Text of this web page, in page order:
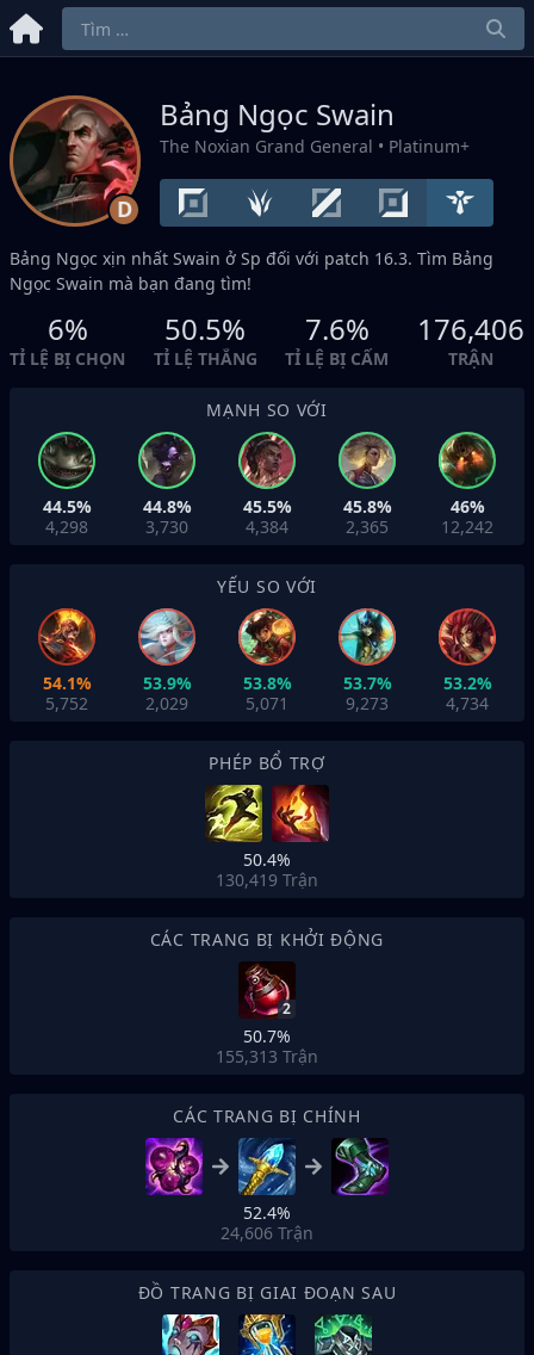
D
Bảng Ngọc Swain
The Noxian Grand General • Platinum+
Bảng Ngọc xịn nhất Swain ở Sp đối với patch 16.3. Tìm Bảng
Ngọc Swain mà bạn đang tìm!
6%
TỈ LỆ BỊ CHỌN
50.5%
TỈ LỆ THẮNG
7.6%
TỈ LỆ BỊ CẤM
176,406
TRẬN
MẠNH SO VỚI
44.5%
4,298
44.8%
3,730
45.5%
4,384
45.8%
2,365
46%
12,242
YẾU SO VỚI
54.1%
5,752
53.9%
2,029
53.8%
5,071
53.7%
9,273
53.2%
4,734
PHÉP BỔ TRỢ
50.4%
130,419 Trận
CÁC TRANG BỊ KHỞI ĐỘNG
2
50.7%
155,313 Trận
CÁC TRANG BỊ CHÍNH
52.4%
24,606 Trận
ĐỒ TRANG BỊ GIAI ĐOẠN SAU